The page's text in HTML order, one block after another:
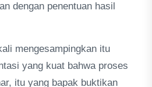
dengan penentuan hasil
mengesampingkan itu
yang kuat bahwa proses
itu yang bapak buktikan